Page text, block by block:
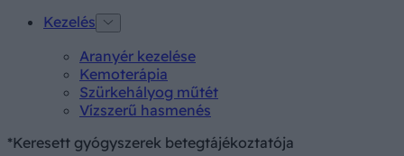
Kezelés
Aranyér kezelése
Kemoterápia
Szürkehályog műtét
Vízszerű hasmenés
*Keresett gyógyszerek betegtájékoztatója